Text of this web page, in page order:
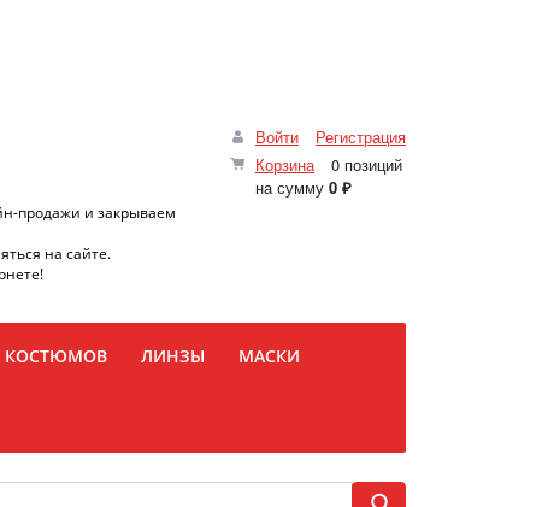
Войти
Регистрация
Корзина
0 позиций
на сумму 0 ₽
продажи и закрываем
на сайте.
КОСТЮМОВ ЛИНЗЫ МАСКИ